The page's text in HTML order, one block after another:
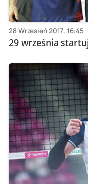
28 Wrzesień 2017, 16:45
29 września